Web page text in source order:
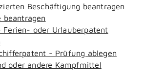
Beschäftigung beantragen
beantragen
Ferien- oder Urlauberpatent
- Prüfung ablegen
oder andere Kampfmittel